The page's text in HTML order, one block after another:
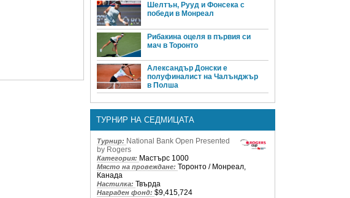
Шелтън, Рууд и Фонсека с
победи в Монреал
Рибакина оцеля в първия си
мач в Торонто
Александър Донски е
полуфиналист на Чалънджър
в Полша
ТУРНИР НА СЕДМИЦАТА
Турнир: National Bank Open Presented
by Rogers
Категория: Мастърс 1000
Място на провеждане: Торонто / Монреал,
Канада
Настилка: Твърда
Награден фонд: $9,415,724